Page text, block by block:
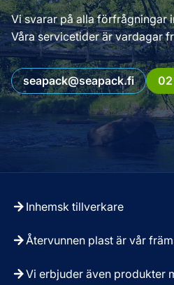
Vi svarar på alla förfrågningar
Våra servicetider är vardagar
seapack@seapack.fi
Inhemsk tillverkare
Återvunnen plast är vår
Vi erbjuder även produkter